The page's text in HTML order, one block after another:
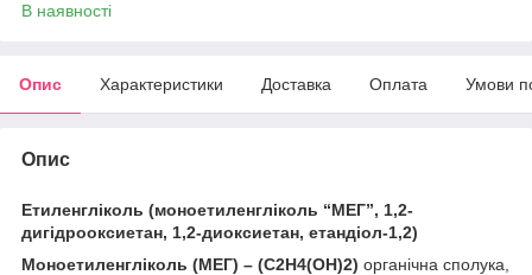
В наявності
Опис Характеристики Доставка Оплата Умови
Опис
Етиленгліколь (моноетиленгліколь “МЕГ”, 1,2-
дигідрооксиетан, 1,2-диоксиетан, етандіол-1,2)
Моноетиленгліколь (МЕГ) – (C2H4(OH)2) органічна сполука,